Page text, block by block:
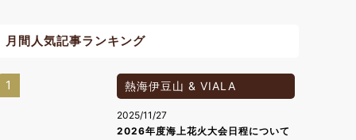
月間人気記事ランキング
1 熱海伊豆山 & VIALA
2025/11/27
2026年度海上花火大会日程について